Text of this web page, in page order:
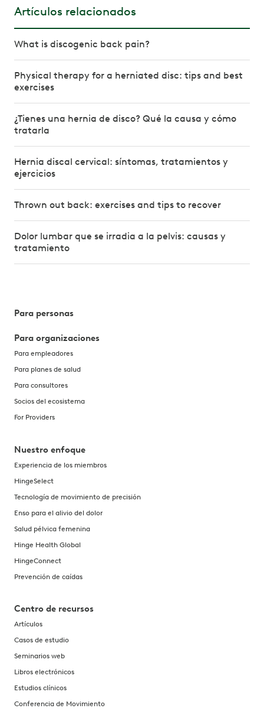
Artículos relacionados
What is discogenic back pain?
Physical therapy for a herniated disc: tips and best
exercises
¿Tienes una hernia de disco? Qué la causa y cómo
tratarla
Hernia discal cervical: síntomas, tratamientos y
ejercicios
Thrown out back: exercises and tips to recover
Dolor lumbar que se irradia a la pelvis: causas y
tratamiento
Para personas
Para organizaciones
Para empleadores
Para planes de salud
Para consultores
Socios del ecosistema
For Providers
Nuestro enfoque
Experiencia de los miembros
HingeSelect
Tecnología de movimiento de precisión
Enso para el alivio del dolor
Salud pélvica femenina
Hinge Health Global
HingeConnect
Prevención de caídas
Centro de recursos
Artículos
Casos de estudio
Seminarios web
Libros electrónicos
Estudios clínicos
Conferencia de Movimiento